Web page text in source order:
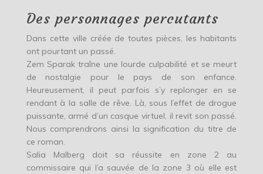
Des personnages percutants
Dans cette ville créée de toutes pièces, les habitants
ont pourtant un passé.
Zem Sparak traîne une lourde culpabilité et se meurt
de nostalgie pour le pays de son enfance.
Heureusement, il peut parfois s’y replonger en se
rendant à la salle de rêve. Là, sous l’effet de drogue
puissante, armé d’un casque virtuel, il revit son passé.
Nous comprendrons ainsi la signification du titre de
ce roman.
Salia Malberg doit sa réussite en zone 2 au
commissaire qui l’a sauvée de la zone 3 où elle est